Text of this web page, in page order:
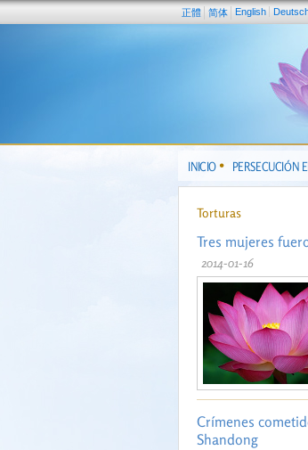
正體 简体 English
INICIO PERSECUCIÓN
Torturas
Tres mujeres
2014-01-16
Crímenes
Shandong